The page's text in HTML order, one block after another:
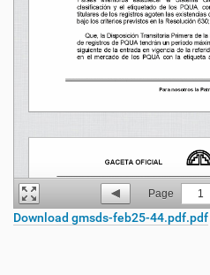
Page 1
Download gmsds-feb25-44.pdf.pdf